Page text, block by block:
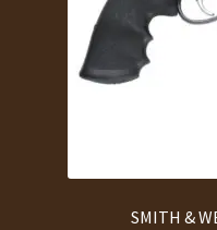
SMITH &